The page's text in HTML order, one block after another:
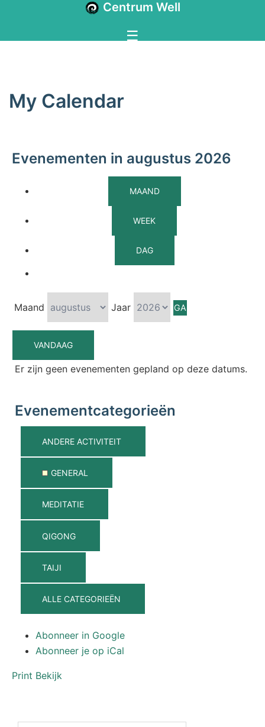
Centrum Well
My Calendar
Evenementen in augustus 2026
MAAND
WEEK
DAG
Maand Jaar
VANDAAG
Er zijn geen evenementen gepland op deze datums.
Evenementcategorieën
ANDERE ACTIVITEIT
GENERAL
MEDITATIE
QIGONG
TAIJI
ALLE CATEGORIEËN
Abonneer in Google
Abonneer je op iCal
Print Bekijk